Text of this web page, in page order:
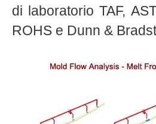
di laboratorio TAF,
ROHS e Dunn &